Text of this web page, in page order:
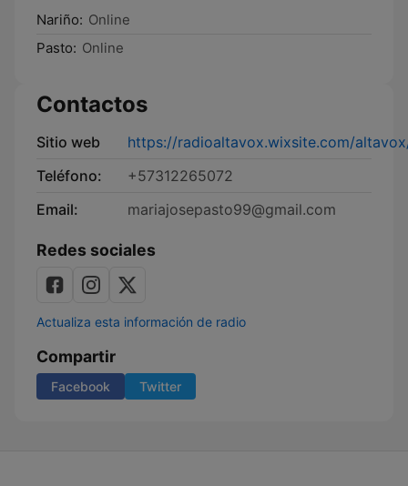
Nariño: Online
Pasto: Online
Contactos
Sitio web
https://radioaltavox.wixsite.com/
Teléfono:
+57312265072
Email:
mariajosepasto99@gmail.com
Redes sociales
Actualiza esta información de radio
Compartir
Facebook Twitter